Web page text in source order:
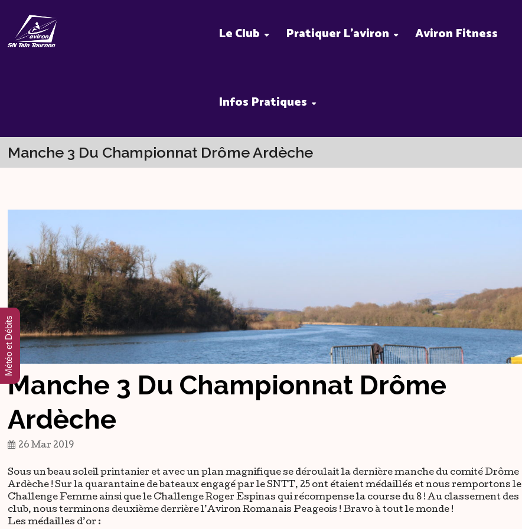
content
Le Club Pratiquer L’aviron Aviron Fitness
Infos Pratiques
Manche 3 Du Championnat Drôme Ardèche
Manche 3 Du Championnat Drôme
Ardèche
26 Mar 2019
Sous un beau soleil printanier et avec un plan magnifique se déroulait la dernière manche du comité Drôme
Ardèche ! Sur la quarantaine de bateaux engagé par le SNTT, 25 ont étaient médaillés et nous remportons le
Challenge Femme ainsi que le Challenge Roger Espinas qui récompense la course du 8 ! Au classement des
club, nous terminons deuxième derrière l’Aviron Romanais Peageois ! Bravo à tout le monde !
Les médailles d’or :
Météo et Débits